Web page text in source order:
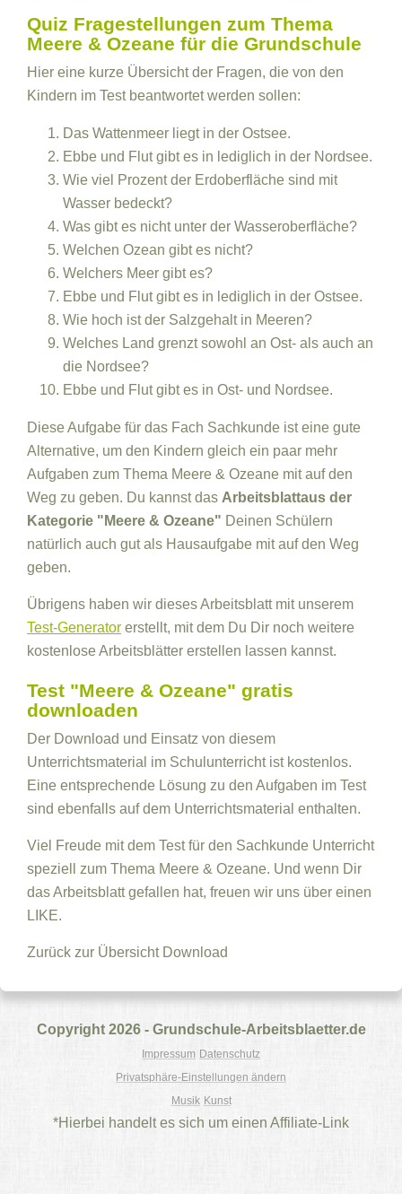
Quiz Fragestellungen zum Thema
Meere & Ozeane für die Grundschule
Hier eine kurze Übersicht der Fragen, die von den
Kindern im Test beantwortet werden sollen:
Das Wattenmeer liegt in der Ostsee.
Ebbe und Flut gibt es in lediglich in der Nordsee.
Wie viel Prozent der Erdoberfläche sind mit
Wasser bedeckt?
Was gibt es nicht unter der Wasseroberfläche?
Welchen Ozean gibt es nicht?
Welchers Meer gibt es?
Ebbe und Flut gibt es in lediglich in der Ostsee.
Wie hoch ist der Salzgehalt in Meeren?
Welches Land grenzt sowohl an Ost- als auch an
die Nordsee?
Ebbe und Flut gibt es in Ost- und Nordsee.
Diese Aufgabe für das Fach Sachkunde ist eine gute
Alternative, um den Kindern gleich ein paar mehr
Aufgaben zum Thema Meere & Ozeane mit auf den
Weg zu geben. Du kannst das Arbeitsblattaus der
Kategorie "Meere & Ozeane" Deinen Schülern
natürlich auch gut als Hausaufgabe mit auf den Weg
geben.
Übrigens haben wir dieses Arbeitsblatt mit unserem
Test-Generator erstellt, mit dem Du Dir noch weitere
kostenlose Arbeitsblätter erstellen lassen kannst.
Test "Meere & Ozeane" gratis
downloaden
Der Download und Einsatz von diesem
Unterrichtsmaterial im Schulunterricht ist kostenlos.
Eine entsprechende Lösung zu den Aufgaben im Test
sind ebenfalls auf dem Unterrichtsmaterial enthalten.
Viel Freude mit dem Test für den Sachkunde Unterricht
speziell zum Thema Meere & Ozeane. Und wenn Dir
das Arbeitsblatt gefallen hat, freuen wir uns über einen
LIKE.
Zurück zur Übersicht Download
Copyright 2026 - Grundschule-Arbeitsblaetter.de
Impressum Datenschutz
Privatsphäre-Einstellungen ändern
Musik Kunst
*Hierbei handelt es sich um einen Affiliate-Link